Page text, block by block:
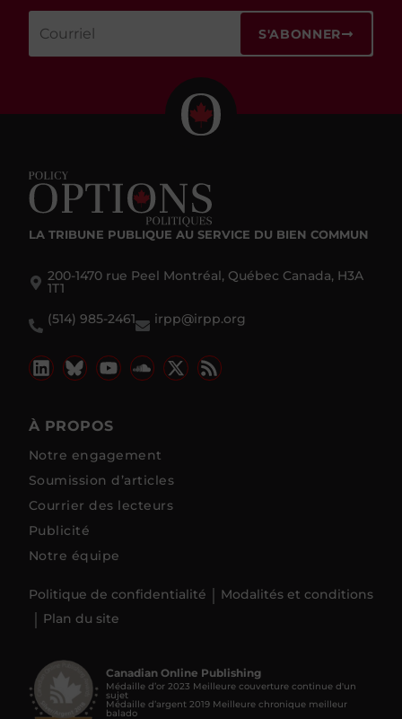
S'ABONNER
LA TRIBUNE PUBLIQUE AU SERVICE DU BIEN COMMUN
200-1470 rue Peel Montréal, Québec Canada, H3A
1T1
(514) 985-2461
irpp@irpp.org
À PROPOS
Notre engagement
Soumission d’articles
Courrier des lecteurs
Publicité
Notre équipe
Politique de confidentialité
Modalités et conditions
Plan du site
Canadian Online Publishing
Médaille d’or 2023 Meilleure couverture continue d'un
sujet
Médaille d’argent 2019 Meilleure chronique meilleur
balado